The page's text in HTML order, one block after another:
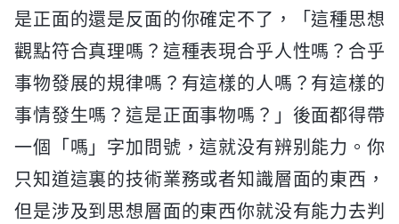
是正面的還是反面的你確定不了，「這種思想
觀點符合真理嗎？這種表現合乎人性嗎？合乎
事物發展的規律嗎？有這樣的人嗎？有這樣的
事情發生嗎？這是正面事物嗎？」後面都得帶
一個「嗎」字加問號，這就没有辨别能力。你
只知道這裏的技術業務或者知識層面的東西，
但是涉及到思想層面的東西你就没有能力去判